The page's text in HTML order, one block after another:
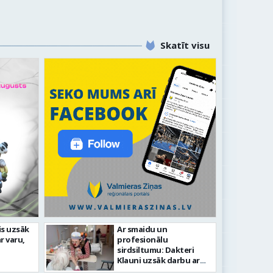
Skatīt visu
kultūras
FOTO: Ar
aizvadīta
uzsāk
varu,
Ar smaidu un
profesionālu
sirdsiltumu: Dakteri
Klauni uzsāk darbu ar
senioriem Vidzemes